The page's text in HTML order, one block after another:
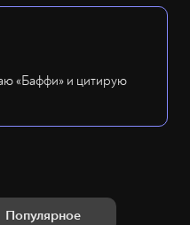
«Баффи» и цитирую
Популярное